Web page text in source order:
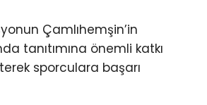
Çamlıhemşin’in
tanıtımına önemli katkı
sporculara başarı